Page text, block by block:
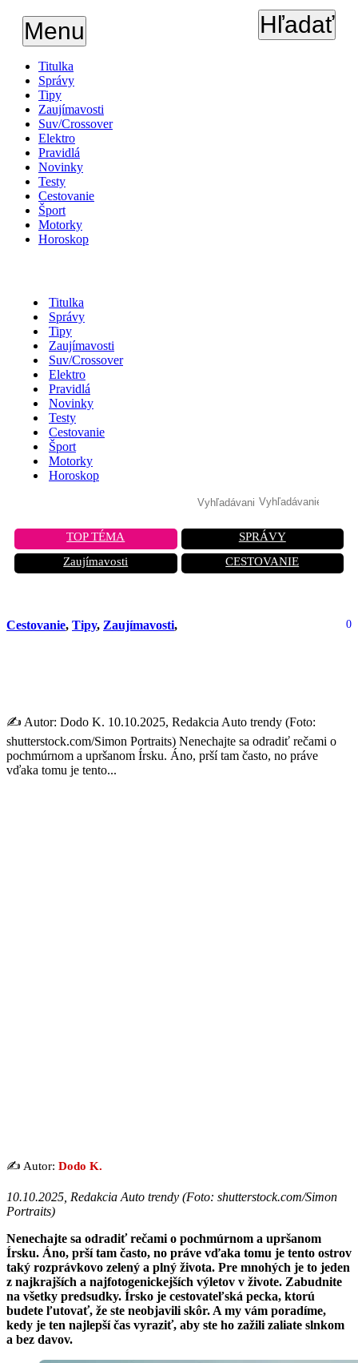
Menu Hľadať
Titulka
Správy
Tipy
Zaujímavosti
Suv/Crossover
Elektro
Pravidlá
Novinky
Testy
Cestovanie
Šport
Motorky
Horoskop
Titulka
Správy
Tipy
Zaujímavosti
Suv/Crossover
Elektro
Pravidlá
Novinky
Testy
Cestovanie
Šport
Motorky
Horoskop
TOP TÉMA
SPRÁVY
Zaujímavosti
CESTOVANIE
Cestovanie, Tipy, Zaujímavosti, 0
✍️ Autor: Dodo K. 10.10.2025, Redakcia Auto trendy (Foto:
shutterstock.com/Simon Portraits) Nenechajte sa odradiť rečami o
pochmúrnom a upršanom Írsku. Áno, prší tam často, no práve
vďaka tomu je tento...
✍️ Autor: Dodo K.
10.10.2025, Redakcia Auto trendy (Foto: shutterstock.com/Simon
Portraits)
Nenechajte sa odradiť rečami o pochmúrnom a upršanom
Írsku. Áno, prší tam často, no práve vďaka tomu je tento ostrov
taký rozprávkovo zelený a plný života. Pre mnohých je to jeden
z najkrajších a najfotogenickejších výletov v živote. Zabudnite
na všetky predsudky. Írsko je cestovateľská pecka, ktorú
budete ľutovať, že ste neobjavili skôr. A my vám poradíme,
kedy je ten najlepší čas vyraziť, aby ste ho zažili zaliate slnkom
a bez davov.